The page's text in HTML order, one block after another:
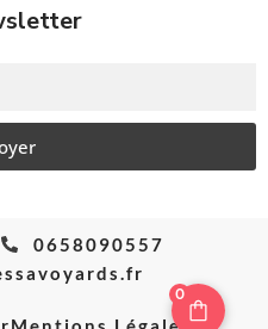
0658090557
0